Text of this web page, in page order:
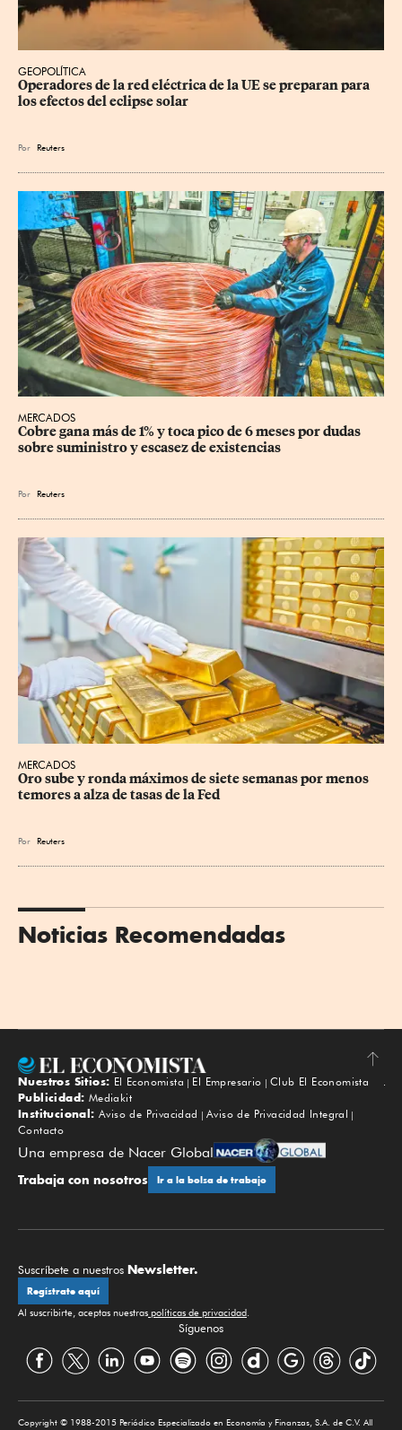
GEOPOLÍTICA
Operadores de la red eléctrica de la UE se preparan para
los efectos del eclipse solar
Por Reuters
MERCADOS
Cobre gana más de 1% y toca pico de 6 meses por dudas
sobre suministro y escasez de existencias
Por Reuters
MERCADOS
Oro sube y ronda máximos de siete semanas por menos
temores a alza de tasas de la Fed
Por Reuters
Noticias Recomendadas
Subir
Nuestros Sitios: El Economista El Empresario
Club El Economista
Publicidad: Mediakit
Institucional: Aviso de Privacidad
Aviso de Privacidad Integral
Contacto
Una empresa de Nacer Global
Trabaja con nosotros Ir a la bolsa de trabajo
Suscríbete a nuestros Newsletter.
Regístrate aquí
Al suscribirte, aceptas nuestras políticas de privacidad.
Síguenos
Copyright © 1988-2015 Periódico Especializado en Economía y Finanzas, S.A. de C.V. All